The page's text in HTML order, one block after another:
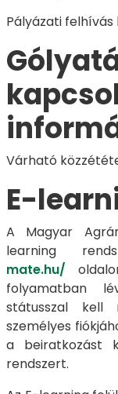
Pályázati
Várható
E-
A Magyar
learning
mate.hu/
folyamatban
státusszal kell
személyes
a beiratkozást
rendszert.